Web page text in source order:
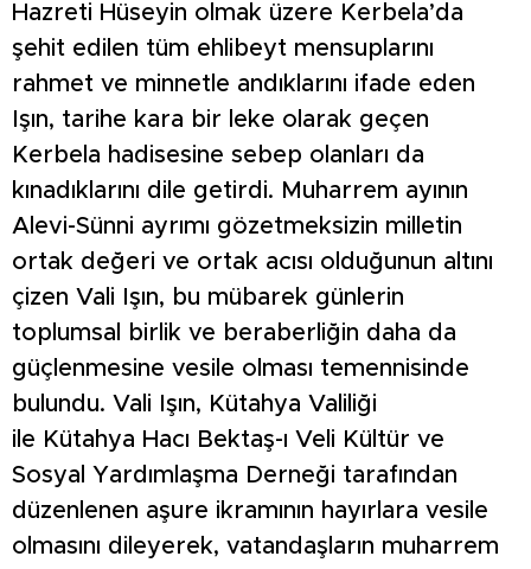
Hazreti Hüseyin olmak üzere Kerbela’da
şehit edilen tüm ehlibeyt mensuplarını
rahmet ve minnetle andıklarını ifade eden
Işın, tarihe kara bir leke olarak geçen
Kerbela hadisesine sebep olanları da
kınadıklarını dile getirdi. Muharrem ayının
Alevi-Sünni ayrımı gözetmeksizin milletin
ortak değeri ve ortak acısı olduğunun altını
çizen Vali Işın, bu mübarek günlerin
toplumsal birlik ve beraberliğin daha da
güçlenmesine vesile olması temennisinde
bulundu. Vali Işın, Kütahya Valiliği
ile Kütahya Hacı Bektaş-ı Veli Kültür ve
Sosyal Yardımlaşma Derneği tarafından
düzenlenen aşure ikramının hayırlara vesile
olmasını dileyerek, vatandaşların muharrem